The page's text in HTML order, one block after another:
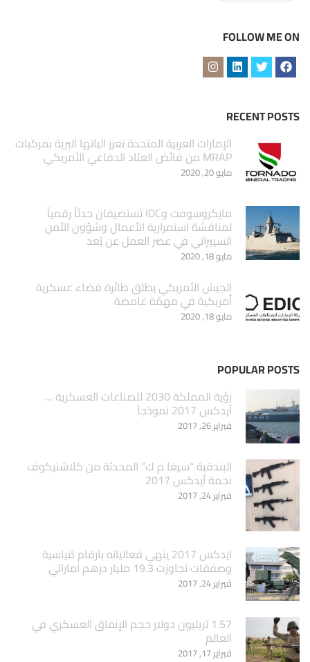
FOLLOW ME ON
RECENT POSTS
الإمارات العربية المتحدة تعزز الياتها البرية بمركبات
MRAP من فائض العتاد الدفاعي الأمريكي
مايو 20, 2020
مايكروسوفت وIDC تستضيفان حدثاً رقمياً
لمناقشة استمرارية الأعمال وشؤون الأمن
السيبراني في عصر العمل عن بُعد
مايو 18, 2020
الجيش الأمريكي يطلق طائرة فضاء عسكرية
أمريكية في مهمّة غامضة
مايو 18, 2020
POPULAR POSTS
‏رؤية المملكة 2030 للصناعات العسكرية …
آيدكس 2017 نموذجاَ
فبراير 26, 2017
البندقية “سيغا م ك” المحدثة من كلاشنيكوف
نجمة آيدكس 2017
فبراير 24, 2017
ايدكس 2017 ينهي فعالياته بارقام قياسية
وصفقات تجاوزت 19.3 مليار درهم اماراتي
فبراير 24, 2017
1.57 تريليون دولار حجم الإنفاق العسكري في
العالم
فبراير 17, 2017